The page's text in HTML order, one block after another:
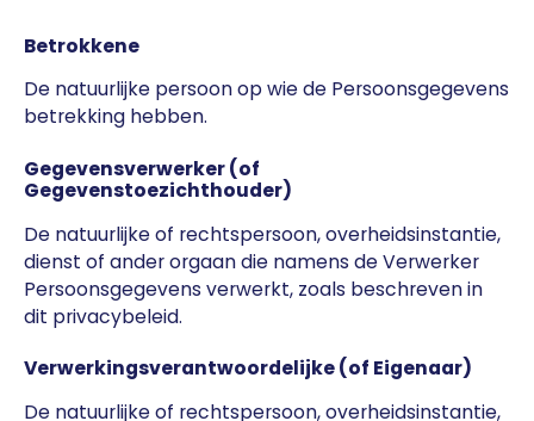
Betrokkene
De natuurlijke persoon op wie de Persoonsgegevens
betrekking hebben.
Gegevensverwerker (of
Gegevenstoezichthouder)
De natuurlijke of rechtspersoon, overheidsinstantie,
dienst of ander orgaan die namens de Verwerker
Persoonsgegevens verwerkt, zoals beschreven in
dit privacybeleid.
Verwerkingsverantwoordelijke (of Eigenaar)
De natuurlijke of rechtspersoon, overheidsinstantie,